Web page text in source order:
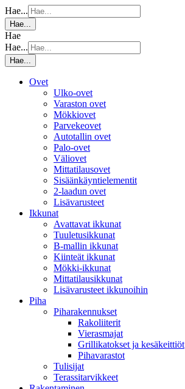
Hae...
Hae...
Hae
Hae...
Hae...
Ovet
Ulko-ovet
Varaston ovet
Mökkiovet
Parvekeovet
Autotallin ovet
Palo-ovet
Väliovet
Mittatilausovet
Sisäänkäyntielementit
2-laadun ovet
Lisävarusteet
Ikkunat
Avattavat ikkunat
Tuuletusikkunat
B-mallin ikkunat
Kiinteät ikkunat
Mökki-ikkunat
Mittatilausikkunat
Lisävarusteet ikkunoihin
Piha
Piharakennukset
Rakoliiterit
Vierasmajat
Grillikatokset ja kesäkeittiöt
Pihavarastot
Tulisijat
Terassitarvikkeet